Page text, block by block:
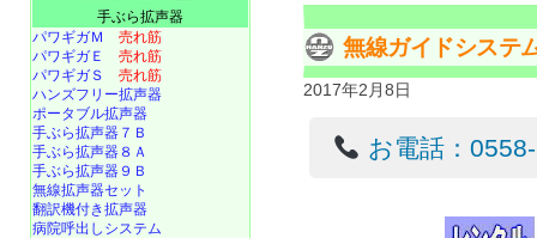
無線ガイドシステ
2017年2月8日
お電話：
手ぶら拡声器
パワギガＭ 売れ筋
パワギガＥ 売れ筋
パワギガＳ 売れ筋
ハンズフリー拡声器
ポータブル拡声器
手ぶら拡声器７Ｂ
手ぶら拡声器８Ａ
手ぶら拡声器９Ｂ
無線拡声器セット
翻訳機付き拡声器
病院呼出しシステム